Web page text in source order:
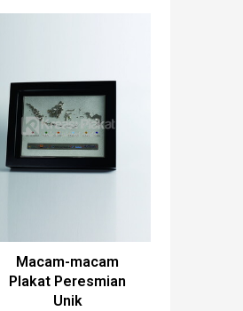
Macam-macam
Plakat Peresmian
Unik